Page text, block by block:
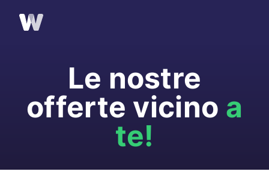
Le nostre
offerte vicino a
te!